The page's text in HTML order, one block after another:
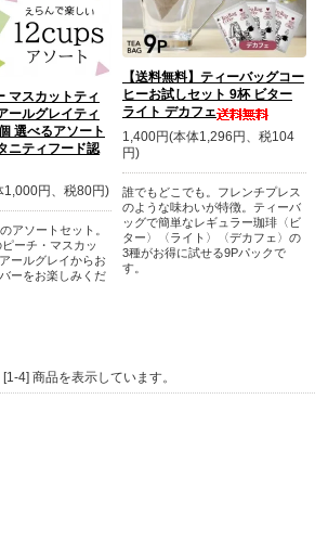
マスカットティ
ールグレイティ
選べるアソート
ニティフード認
1,000円、税80円)
アソートセット。
ーチ・マスカッ
ールグレイからお
ーをお楽しみくだ
【送料無料】ティーバッグコー
ヒーお試しセット 9杯 ビター
ライト デカフェ
1,400円(本体1,296円、税104
円)
誰でもどこでも。フレンチプレス
のような味わいが特徴。ティーバ
ッグで簡単なレギュラー珈琲〈ビ
ター〉〈ライト〉〈デカフェ〉の
3種がお得に試せる9Pパックで
す。
4] 商品を表示しています。